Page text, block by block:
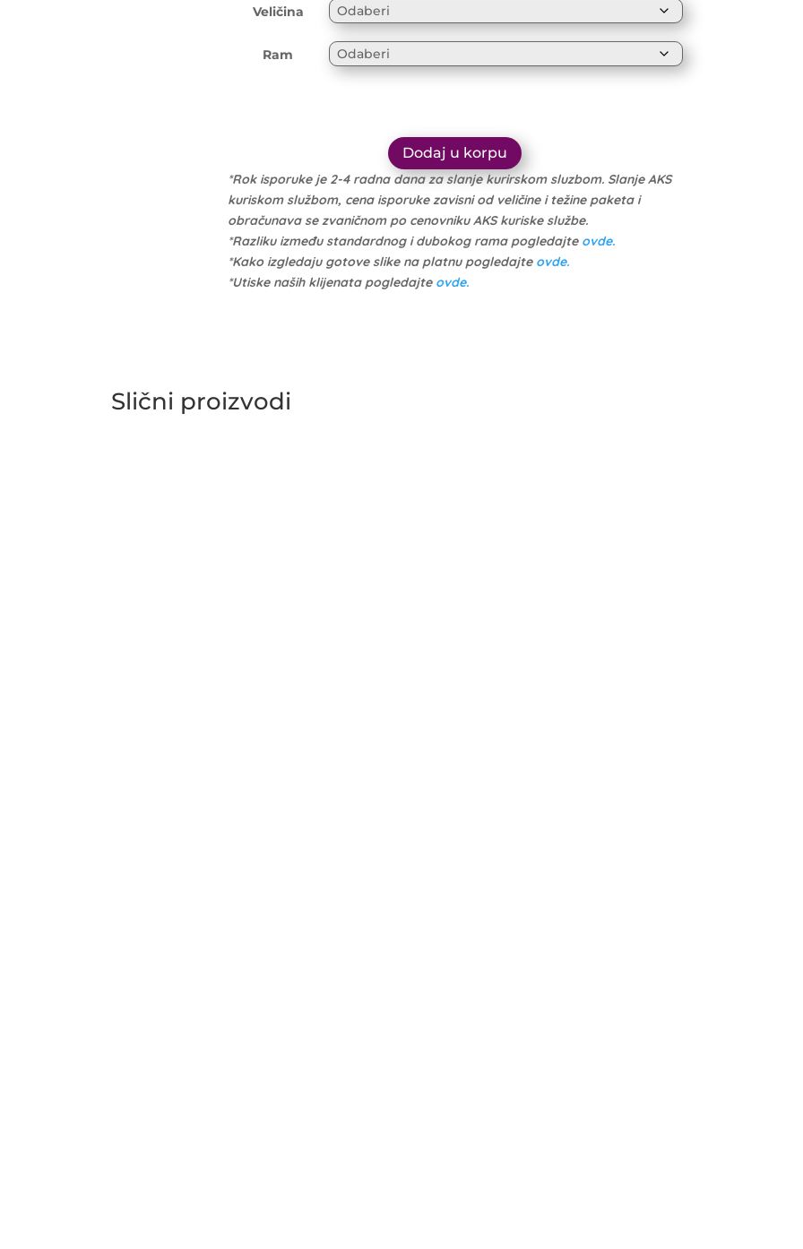
10.999 рсд
through
10.449 рсд
Veličina
Ram
Dodaj u korpu
*Rok isporuke je 2-4 radna dana za slanje kurirskom sluzbom. Slanje AKS
kuriskom službom, cena isporuke zavisni od veličine i težine paketa i
obračunava se zvaničnom po cenovniku AKS kuriske službe.
*Razliku između standardnog i dubokog rama pogledajte ovde.
*Kako izgledaju gotove slike na platnu pogledajte ovde.
*Utiske naših klijenata pogledajte ovde.
Slični proizvodi